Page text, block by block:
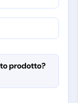
prodotto?